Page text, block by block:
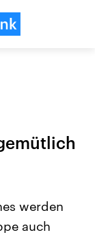
werden
auch